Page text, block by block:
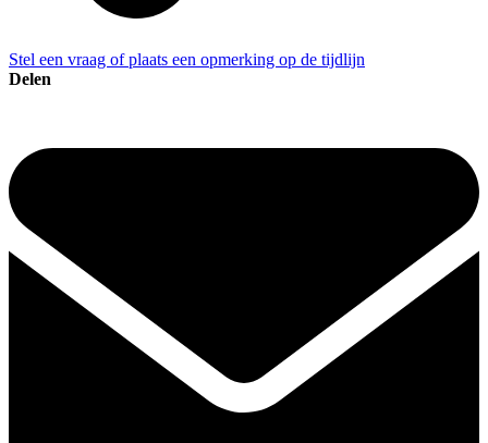
Stel een vraag of plaats een opmerking op de tijdlijn
Delen